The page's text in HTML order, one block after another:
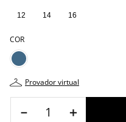
12 14 16
COR
provador virtual
＋
－